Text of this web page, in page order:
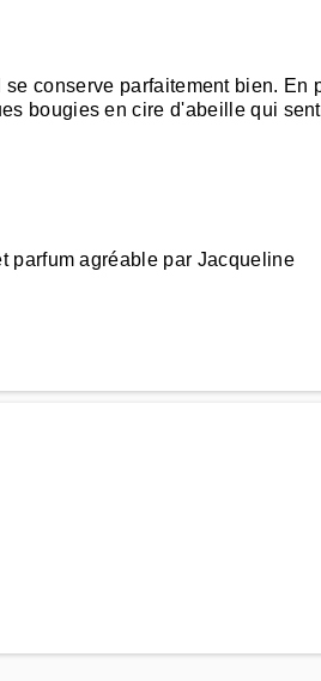
conserve parfaitement bien. En
bougies en cire d'abeille qui
parfum agréable par Jacqueline